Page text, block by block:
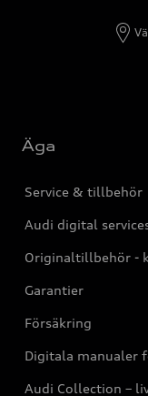
Äga
Service & tillbehör
Audi digital
Originaltillbehör -
Garantier
Försäkring
Digitala manualer
Audi Collection –